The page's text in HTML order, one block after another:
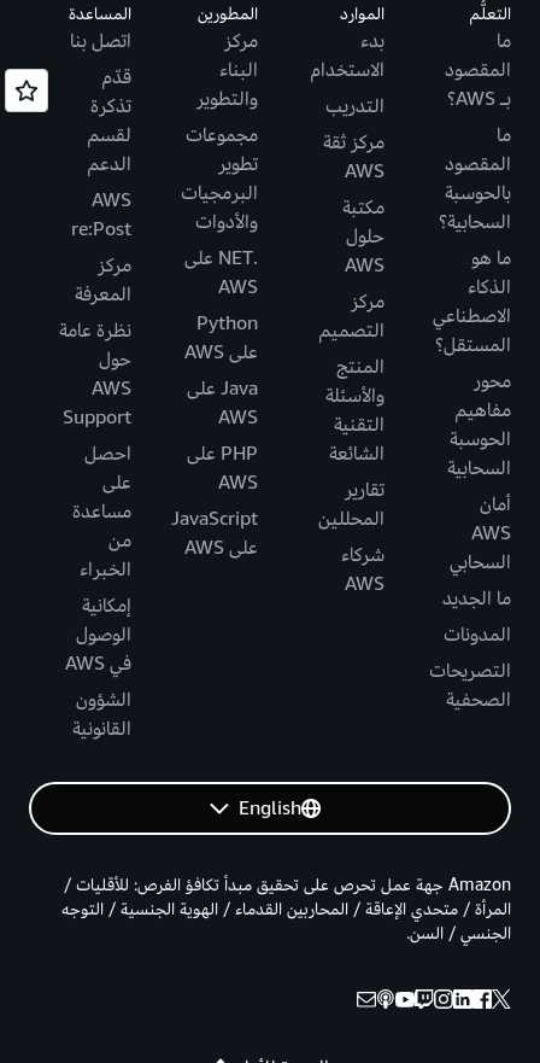
التعلُّم
ما
المقصود
بـ AWS؟
ما
المقصود
بالحوسبة
السحابية؟
ما هو
الذكاء
الاصطناعي
المستقل؟
محور
مفاهيم
الحوسبة
السحابية
أمان
AWS
السحابي
ما الجديد
المدونات
التصريحات
الصحفية
الموارد
بدء
الاستخدام
التدريب
مركز ثقة
AWS
مكتبة
حلول
AWS
مركز
التصميم
المنتج
والأسئلة
التقنية
الشائعة
تقارير
المحللين
شركاء
AWS
المطورين
مركز
البناء
والتطوير
مجموعات
تطوير
البرمجيات
والأدوات
.NET على
AWS
Python
على AWS
Java على
AWS
PHP على
AWS
JavaScript
على AWS
المساعدة
اتصل بنا
قدّم
تذكرة
لقسم
الدعم
AWS
re:Post
مركز
المعرفة
نظرة عامة
حول
AWS
Support
احصل
على
مساعدة
من
الخبراء
إمكانية
الوصول
في AWS
الشؤون
القانونية
English
Amazon جهة عمل تحرص على تحقيق مبدأ تكافؤ الفرص: للأقليات /
المرأة / متحدي الإعاقة / المحاربين القدماء / الهوية الجنسية / التوجه
الجنسي / السن.